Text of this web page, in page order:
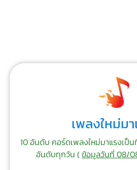
เพลงใหม่ม
10 อันดับ คอร์ดเพลงใหม่มาแรงเป็
อันดับทุกวัน (ข้อมูลวันที่ 08/